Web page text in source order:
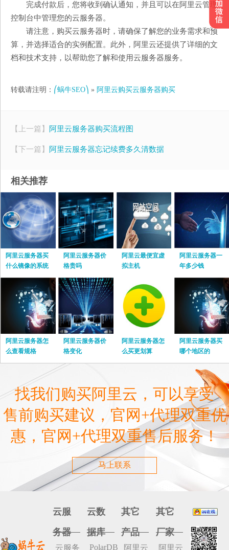
完成付款后，您将收到确认通知，并且可以在阿里云管理
控制台中管理您的云服务器。
请注意，购买云服务器时，请确保了解您的业务需求和预
算，并选择适合的实例配置。此外，阿里云还提供了详细的文
档和技术支持，以帮助您了解和使用云服务器服务。
转载请注明： ⎛蜗牛SEO⎞ » 阿里云购买云服务器购买
【上一篇】 阿里云服务器购买流程图
【下一篇】 阿里云服务器忘记续费多久清数据
相关推荐
阿里云服务器买
什么镜像的系统
阿里云服务器价
格贵吗
阿里云最便宜虚
拟主机
阿里云服务器一
年多少钱
阿里云服务器怎
么查看规格
阿里云服务器价
格变化
阿里云服务器怎
么买更划算
阿里云服务器买
哪个地区的
找我们购买阿里云，可以享受
售前购买建议，官网+代理双重优
惠，官网+代理双重售后服务！
马上联系
云服
务器
云服务
云数
据库
PolarDB
其它
产品
阿里云
其它
厂家
阿里云